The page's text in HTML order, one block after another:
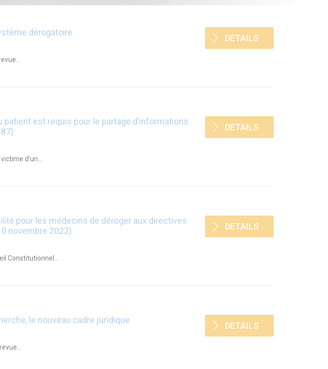
dérogatoire
DETAILS
est requis pour le partage d’informations
d’un...
DETAILS
pour les médecins de déroger aux directives
novembre 2022)
Constitutionnel...
DETAILS
le nouveau cadre juridique
DETAILS